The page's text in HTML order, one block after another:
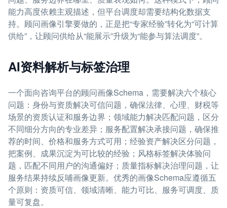
能力高度依赖主观描述，但平台调度却需要结构化数据支
持。顾问画像引擎要做的，正是把“专家经验”转化为“可计算
供给”，让顾问供给从“能展示”升级为“能参与算法调度”。
AI资料解析与标签治理
一个面向咨询平台的顾问画像Schema，需要解决六个核心
问题：身份与资质解决可信问题，确保法律、心理、财税等
场景的资质认证和服务边界；领域能力解决匹配问题，区分
不同细分方向的专业差异；服务配置解决承接问题，确保推
荐的时间、价格和服务方式可用；经验资产解决区分问题，
把案例、成果沉淀为可比较的经验；风格标签解决体验问
题，匹配不同用户的沟通偏好；质量指标解决治理问题，让
服务结果持续反哺画像更新。优秀的画像Schema应遵循五
个原则：资质可信、领域清晰、能力可比、服务可调度、质
量可复盘。